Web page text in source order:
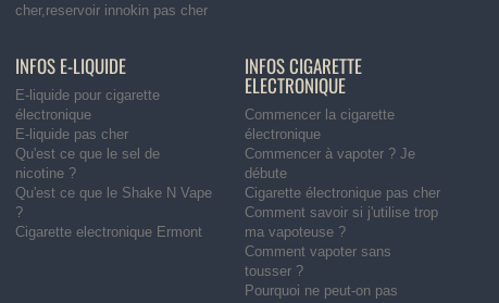
cher,reservoir innokin pas cher
INFOS E-LIQUIDE
E-liquide pour cigarette
électronique
E-liquide pas cher
Qu'est ce que le sel de
nicotine ?
Qu'est ce que le Shake N Vape
?
Cigarette electronique Ermont
INFOS CIGARETTE
ELECTRONIQUE
Commencer la cigarette
électronique
Commencer à vapoter ? Je
débute
Cigarette électronique pas cher
Comment savoir si j'utilise trop
ma vapoteuse ?
Comment vapoter sans
tousser ?
Pourquoi ne peut-on pas